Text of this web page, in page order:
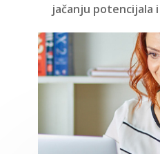
jačanju potencijala